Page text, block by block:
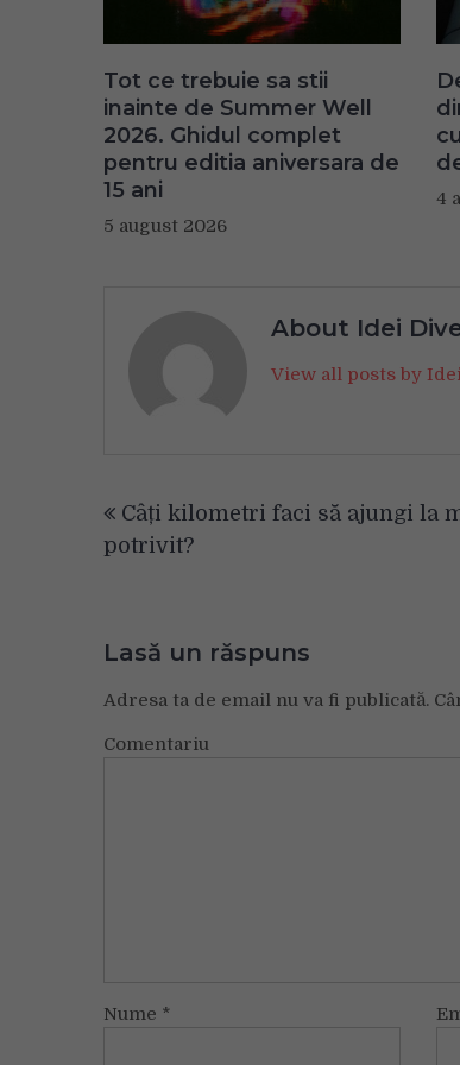
Tot ce trebuie sa stii
inainte de Summer Well
2026. Ghidul complet
pentru editia aniversara de
15 ani
5 august 2026
4
About Idei
View all posts by
în
Câți kilometri faci să ajungi la
potrivit?
Lasă un răspuns
Adresa ta de email nu va fi publicată.
Comentariu
Nume *